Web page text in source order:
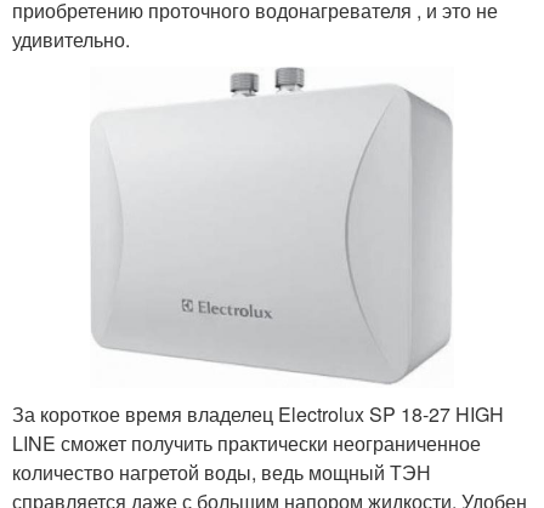
приобретению проточного водонагревателя , и это не
удивительно.
За короткое время владелец Electrolux SP 18-27 HIGH
LINE сможет получить практически неограниченное
количество нагретой воды, ведь мощный ТЭН
справляется даже с большим напором жидкости. Удобен